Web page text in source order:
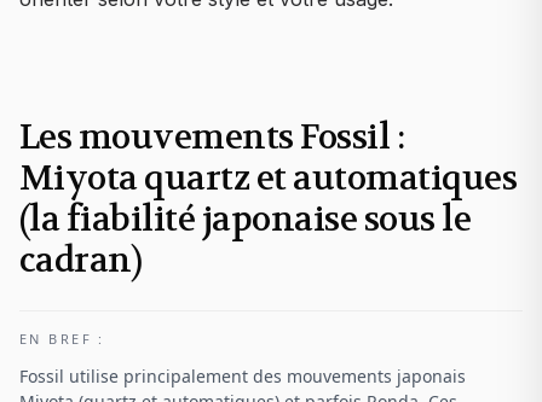
Les mouvements Fossil :
Miyota quartz et automatiques
(la fiabilité japonaise sous le
cadran)
EN BREF :
Fossil utilise principalement des mouvements japonais